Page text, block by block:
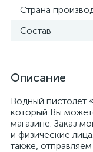
Страна
Состав
Описание
Водный пистолет
который Вы
магазине. Заказ
и физические
также,